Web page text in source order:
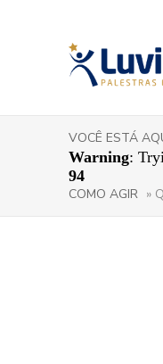
VOCÊ ESTÁ
Warning:
94
COMO AGIR »